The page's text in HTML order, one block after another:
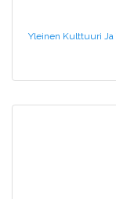
Yleinen Kulttuuri